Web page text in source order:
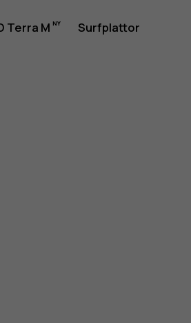
Terra M Surfplattor